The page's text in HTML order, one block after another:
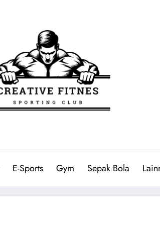
E-Sports Gym Sepak Bola